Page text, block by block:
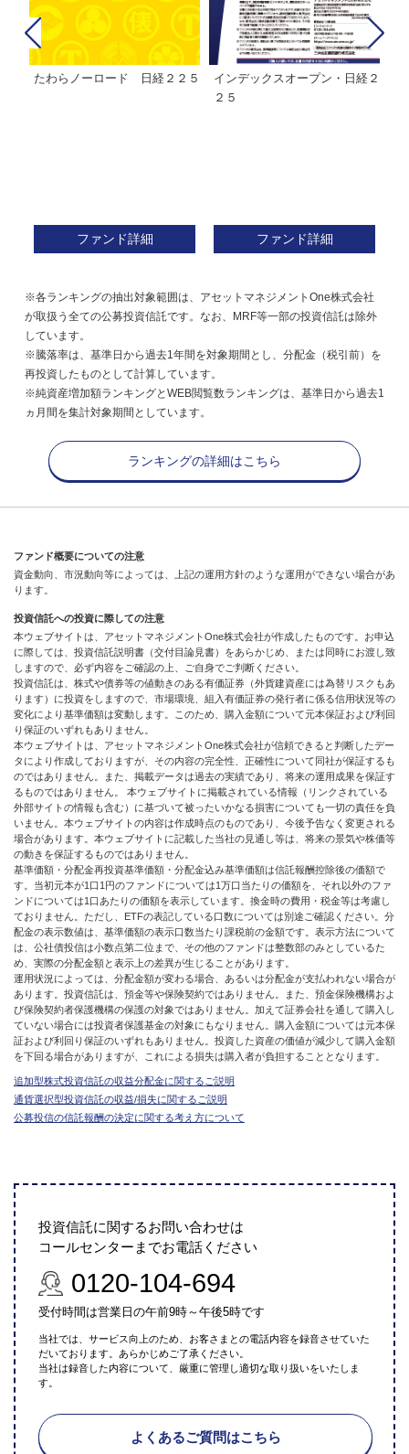
ＭＨＡＭ株式インデックスファ
ファンド詳細
インデックスミリオン
ファンド詳細
※各ランキングの抽出対象範囲は、アセットマネジメントOne株式会社
が取扱う全ての公募投資信託です。なお、MRF等一部の投資信託は除外
しています。
※騰落率は、基準日から過去1年間を対象期間とし、分配金（税引前）を
再投資したものとして計算しています。
※純資産増加額ランキングとWEB閲覧数ランキングは、基準日から過去1
ヵ月間を集計対象期間としています。
ランキングの詳細はこちら
ファンド概要についての注意
資金動向、市況動向等によっては、上記の運用方針のような運用ができない場合があ
ります。
投資信託への投資に際しての注意
本ウェブサイトは、アセットマネジメントOne株式会社が作成したものです。お申込
に際しては、投資信託説明書（交付目論見書）をあらかじめ、または同時にお渡し致
しますので、必ず内容をご確認の上、ご自身でご判断ください。
投資信託は、株式や債券等の値動きのある有価証券（外貨建資産には為替リスクもあ
ります）に投資をしますので、市場環境、組入有価証券の発行者に係る信用状況等の
変化により基準価額は変動します。このため、購入金額について元本保証および利回
り保証のいずれもありません。
本ウェブサイトは、アセットマネジメントOne株式会社が信頼できると判断したデー
タにより作成しておりますが、その内容の完全性、正確性について同社が保証するも
のではありません。また、掲載データは過去の実績であり、将来の運用成果を保証す
るものではありません。 本ウェブサイトに掲載されている情報（リンクされている
外部サイトの情報も含む）に基づいて被ったいかなる損害についても一切の責任を負
いません。本ウェブサイトの内容は作成時点のものであり、今後予告なく変更される
場合があります。本ウェブサイトに記載した当社の見通し等は、将来の景気や株価等
の動きを保証するものではありません。
基準価額・分配金再投資基準価額・分配金込み基準価額は信託報酬控除後の価額で
す。当初元本が1口1円のファンドについては1万口当たりの価額を、それ以外のファ
ンドについては1口あたりの価額を表示しています。換金時の費用・税金等は考慮し
ておりません。ただし、ETFの表記している口数については別途ご確認ください。分
配金の表示数値は、基準価額の表示口数当たり課税前の金額です。表示方法について
は、公社債投信は小数点第二位まで、その他のファンドは整数部のみとしているた
め、実際の分配金額と表示上の差異が生じることがあります。
運用状況によっては、分配金額が変わる場合、あるいは分配金が支払われない場合が
あります。投資信託は、預金等や保険契約ではありません。また、預金保険機構およ
び保険契約者保護機構の保護の対象ではありません。加えて証券会社を通して購入し
ていない場合には投資者保護基金の対象にもなりません。購入金額については元本保
証および利回り保証のいずれもありません。投資した資産の価値が減少して購入金額
を下回る場合がありますが、これによる損失は購入者が負担することとなります。
追加型株式投資信託の収益分配金に関するご説明
通貨選択型投資信託の収益/損失に関するご説明
公募投信の信託報酬の決定に関する考え方について
投資信託に関するお問い合わせは
コールセンターまでお電話ください
0120-104-694
受付時間は営業日の午前9時～午後5時です
当社では、サービス向上のため、お客さまとの電話内容を録音させていた
だいております。あらかじめご了承ください。
当社は録音した内容について、厳重に管理し適切な取り扱いをいたしま
す。
よくあるご質問はこちら